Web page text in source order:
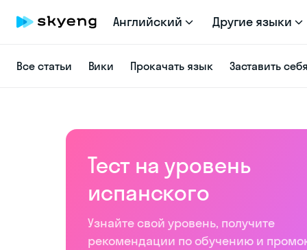
Английский Другие языки
Все статьи Вики Прокачать язык Заставить
Тест на уровень
испанского
Узнайте свой уровень, получите
рекомендации по обучению и